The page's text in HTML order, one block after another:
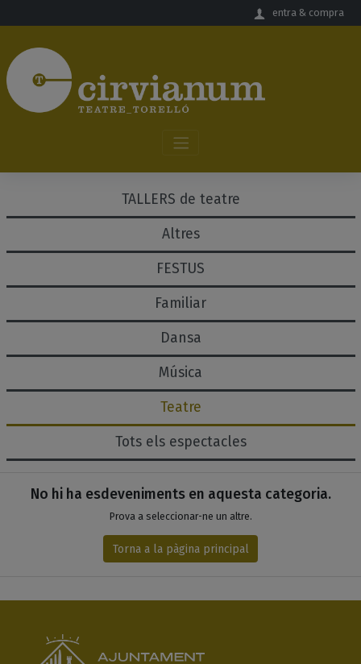
entra & compra
Tots els espectacles
Teatre
Música
Dansa
Familiar
FESTUS
Altres
TALLERS de teatre
Espectacles de la
Llistat d'esdeveniments
No hi ha esdeveniments en aquesta categoria.
Prova a seleccionar-ne un altre.
Torna a la pàgina principal